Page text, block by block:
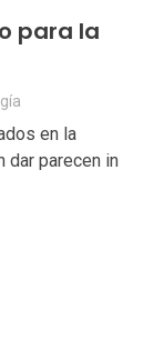
para la
en la
dar parecen in